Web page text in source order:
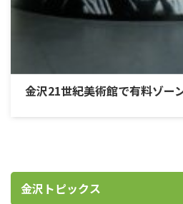
金沢21世紀美術館で有料ゾー
金沢トピックス